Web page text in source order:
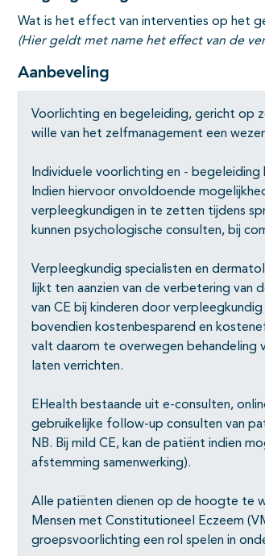
openklappen
open- en dichtklappen
open- en dichtklappen
open- en dichtklappen
open- en dichtklappen
open- en dichtklappen
open- en dichtklappen
open- en dichtklappen
open- en dichtklappen
Wat is het effect van interventies op het
(Hier geldt met name het effect van de
Aanbeveling
Voorlichting en begeleiding, gericht op
wille van het zelfmanagement een
Individuele voorlichting en -
Indien hiervoor onvoldoende
verpleegkundigen in te zetten tijdens
kunnen psychologische consulten, bij
Verpleegkundig specialisten en
lijkt ten aanzien van de verbetering van
van CE bij kinderen door
bovendien kostenbesparend en
valt daarom te overwegen behandeling
laten verrichten.
EHealth bestaande uit e-consulten,
gebruikelijke follow-up consulten van
NB. Bij mild CE, kan de patiënt indien
afstemming samenwerking).
Alle patiënten dienen op de hoogte te
Mensen met Constitutioneel Eczeem
groepsvoorlichting een rol spelen in